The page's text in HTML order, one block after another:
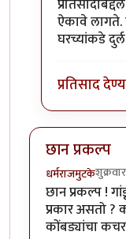
ऐकावे लागते.
घरच्यांकडे
प्रतिसाद
छान प्रकल्प
धर्मराजमुटके
छान प्रकल्प !
प्रकार असतो ?
कोंबड्यांचा